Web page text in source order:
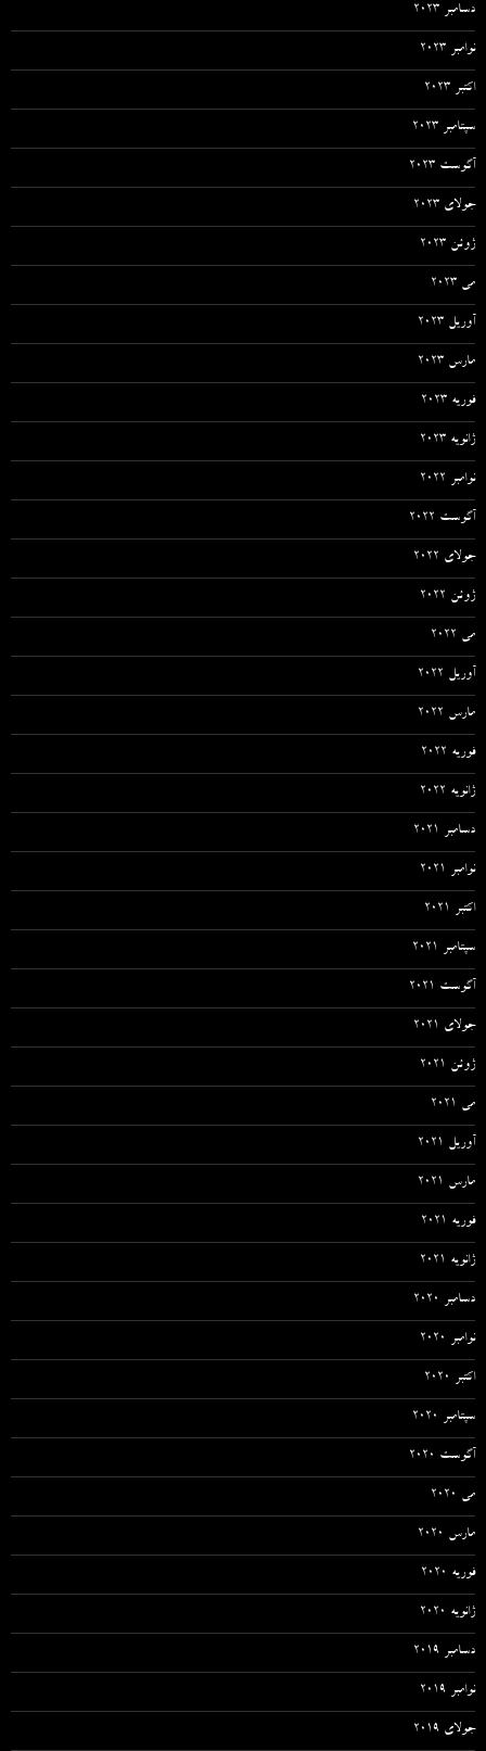
دسامبر 2023
نوامبر 2023
اکتبر 2023
سپتامبر 2023
آگوست 2023
جولای 2023
ژوئن 2023
می 2023
آوریل 2023
مارس 2023
فوریه 2023
ژانویه 2023
نوامبر 2022
آگوست 2022
جولای 2022
ژوئن 2022
می 2022
آوریل 2022
مارس 2022
فوریه 2022
ژانویه 2022
دسامبر 2021
نوامبر 2021
اکتبر 2021
سپتامبر 2021
آگوست 2021
جولای 2021
ژوئن 2021
می 2021
آوریل 2021
مارس 2021
فوریه 2021
ژانویه 2021
دسامبر 2020
نوامبر 2020
اکتبر 2020
سپتامبر 2020
آگوست 2020
می 2020
مارس 2020
فوریه 2020
ژانویه 2020
دسامبر 2019
نوامبر 2019
جولای 2019